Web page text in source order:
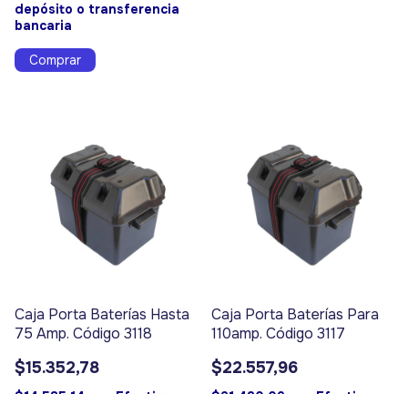
depósito o transferencia
bancaria
Caja Porta Baterías Hasta
75 Amp. Código 3118
$15.352,78
Caja Porta Baterías Para
110amp. Código 3117
$22.557,96